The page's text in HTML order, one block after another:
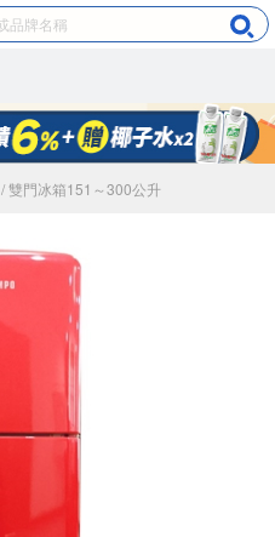
/ 雙門冰箱151～300公升